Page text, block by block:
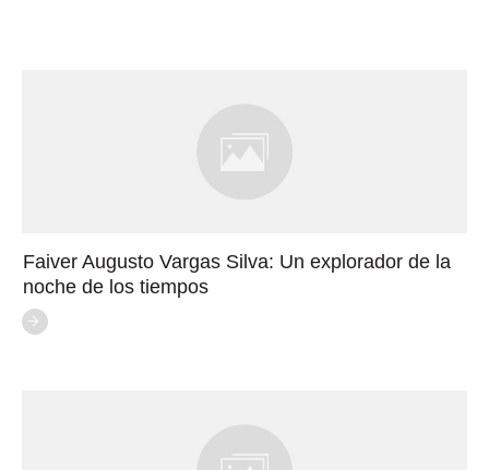
Faiver Augusto Vargas Silva: Un explorador de la
noche de los tiempos